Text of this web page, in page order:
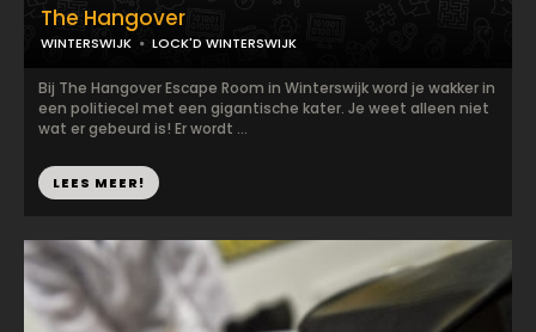
The Hangover
WINTERSWIJK LOCK'D WINTERSWIJK
Bij The Hangover Escape Room in Winterswijk word je wakker in
een politiecel met een gigantische kater. Je weet alleen niet
wat er gebeurd is! Er wordt ...
LEES MEER!